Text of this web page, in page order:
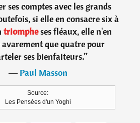
ses comptes avec les grands
si elle en consacre six à
triompheses fléaux, elle n'en
avarement que quatre pour
ses bienfaiteurs.”
―Paul Masson
Source:
Les Pensées d'un Yoghi